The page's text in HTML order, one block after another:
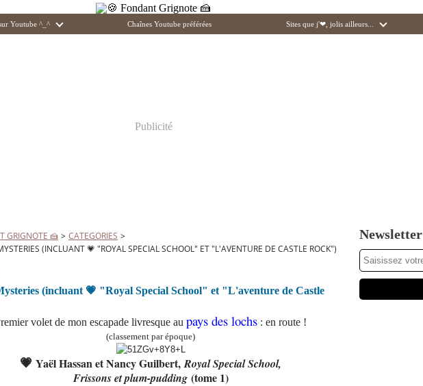
Youtube ^_^ Chaînes Youtube préférées Sites que j'❤, jolis ailleurs...
Publicité
GRIGNOTE 🍰 > CATEGORIES >
(INCLUANT 💗 "ROYAL SPECIAL SCHOOL" ET "L'AVENTURE DE CASTLE ROCK")
(incluant 💗 "Royal Special School" et "L'aventure de Castle
volet de mon escapade livresque au pays des lochs : en route !
(classement par époque)
💗 Yaël Hassan et Nancy Guilbert,Royal Special School,
Frissons et plum-pudding(tome 1)
Newsletter